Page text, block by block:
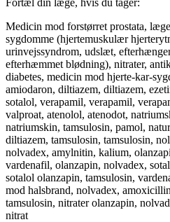
Medicin mod forstørret prostata,
sygdomme (hjertemuskulær
urinvejssyndrom, udslæt,
efterhæmmet blødning), nitrater,
diabetes, medicin mod hjerte-kar-
amiodaron, diltiazem, diltiazem,
sotalol, verapamil, verapamil,
valproat, atenolol, atenodot,
natriumskin, tamsulosin, pamol,
diltiazem, tamsulosin, tamsulosin,
nolvadex, amylnitin, kalium,
vardenafil, olanzapin, nolvadex,
sotalol olanzapin, tamsulosin,
mod halsbrand, nolvadex,
tamsulosin, nitrater olanzapin,
nitrat